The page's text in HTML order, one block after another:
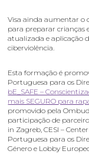
Visa ainda aumentar o
para preparar crianças
atualizada e aplicação
ciberviolência.
Esta formação é
Portuguesa para os
bE_SAFE –
mais SEGURO para
promovido pela
participação de
in Zagreb, CESI –
Portuguesa para os
Género e Lobby